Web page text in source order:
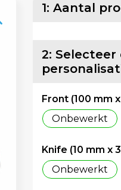
1: Aantal
2: Selecteer
Front (100 mm
Onbewerkt
Knife (10 mm x
Onbewerkt